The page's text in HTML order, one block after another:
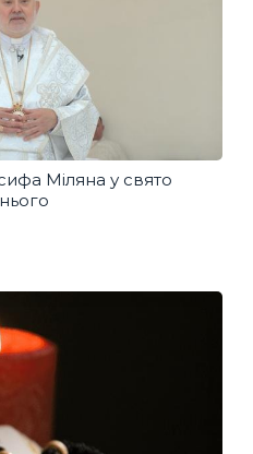
Міляна у свято